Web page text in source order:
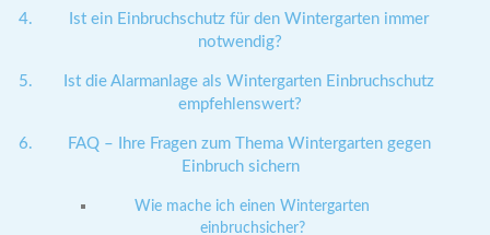
Ist ein Einbruchschutz für den Wintergarten immer
notwendig?
Ist die Alarmanlage als Wintergarten Einbruchschutz
empfehlenswert?
FAQ – Ihre Fragen zum Thema Wintergarten gegen
Einbruch sichern
Wie mache ich einen Wintergarten
einbruchsicher?